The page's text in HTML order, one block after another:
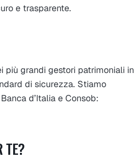
e trasparente.
più grandi gestori patrimoniali in
di sicurezza. Stiamo
d’Italia e Consob:
TE?